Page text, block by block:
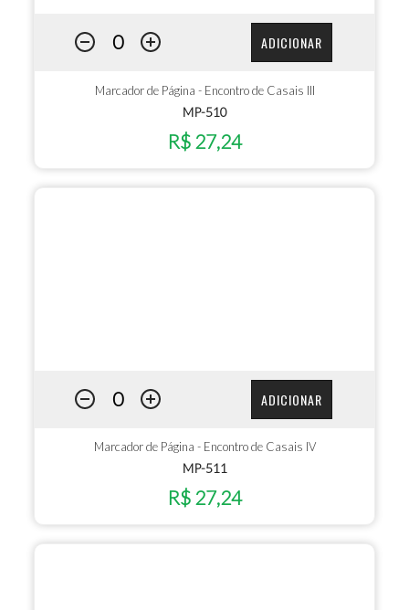
ADICIONAR
Marcador de Página - Encontro de Casais III
MP-510
R$ 27,24
ADICIONAR
Marcador de Página - Encontro de Casais IV
MP-511
R$ 27,24